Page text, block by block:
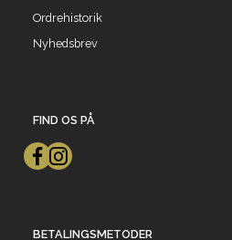
Ordrehistorik
Nyhedsbrev
FIND OS PÅ
BETALINGSMETODER